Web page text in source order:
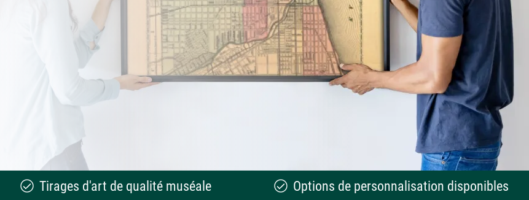
Tirages d'art de qualité muséale Options de personnalisation disponibles